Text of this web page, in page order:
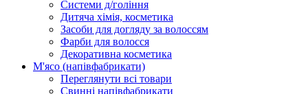
Системи д/гоління
Дитяча хімія, косметика
Засоби для догляду за волоссям
Фарби для волосся
Декоративна косметика
М'ясо (напiвфабрикати)
Переглянути всі товари
Свиннi напiвфабрикати